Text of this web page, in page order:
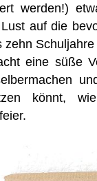
werden!)
auf die
zehn
eine süße
könnt,